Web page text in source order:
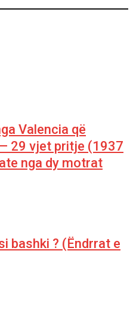
Valencia që
29 vjet pritje (1937
nga dy motrat
bashki ? (Ëndrrat e